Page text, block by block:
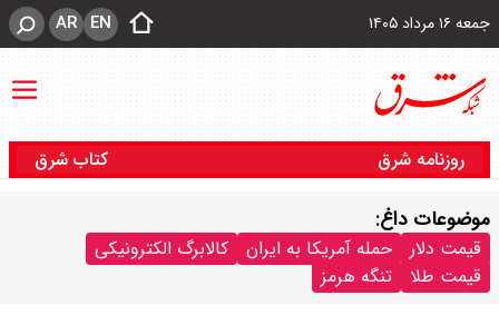
جمعه ۱۶ مرداد ۱۴۰۵ EN
AR
روزنامه شرق کتاب شرق
موضوعات داغ:
قیمت دلار حمله آمریکا به ایران
کالابرگ الکترونیکی
قیمت طلا
تنگه هرمز